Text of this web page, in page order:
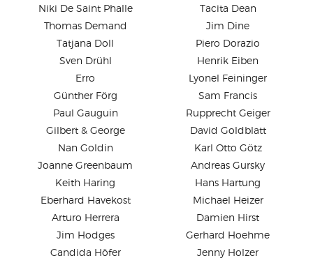
Niki De Saint Phalle
Tacita Dean
Thomas Demand
Jim Dine
Tatjana Doll
Piero Dorazio
Sven Drühl
Henrik Eiben
Erro
Lyonel Feininger
Günther Förg
Sam Francis
Paul Gauguin
Rupprecht Geiger
Gilbert & George
David Goldblatt
Nan Goldin
Karl Otto Götz
Joanne Greenbaum
Andreas Gursky
Keith Haring
Hans Hartung
Eberhard Havekost
Michael Heizer
Arturo Herrera
Damien Hirst
Jim Hodges
Gerhard Hoehme
Candida Höfer
Jenny Holzer